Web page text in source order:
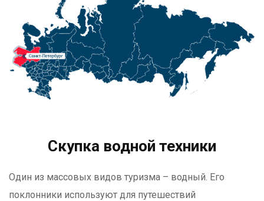
Скупка водной техники
Один из массовых видов туризма – водный. Его
поклонники используют для путешествий